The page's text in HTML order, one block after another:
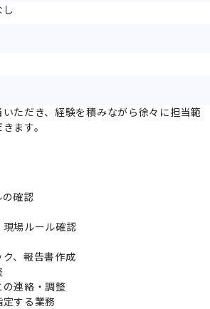
ただき、経験を積みながら徐々に担当範
ます。
確認
場ルール確認
、報告書作成
連絡・調整
する業務